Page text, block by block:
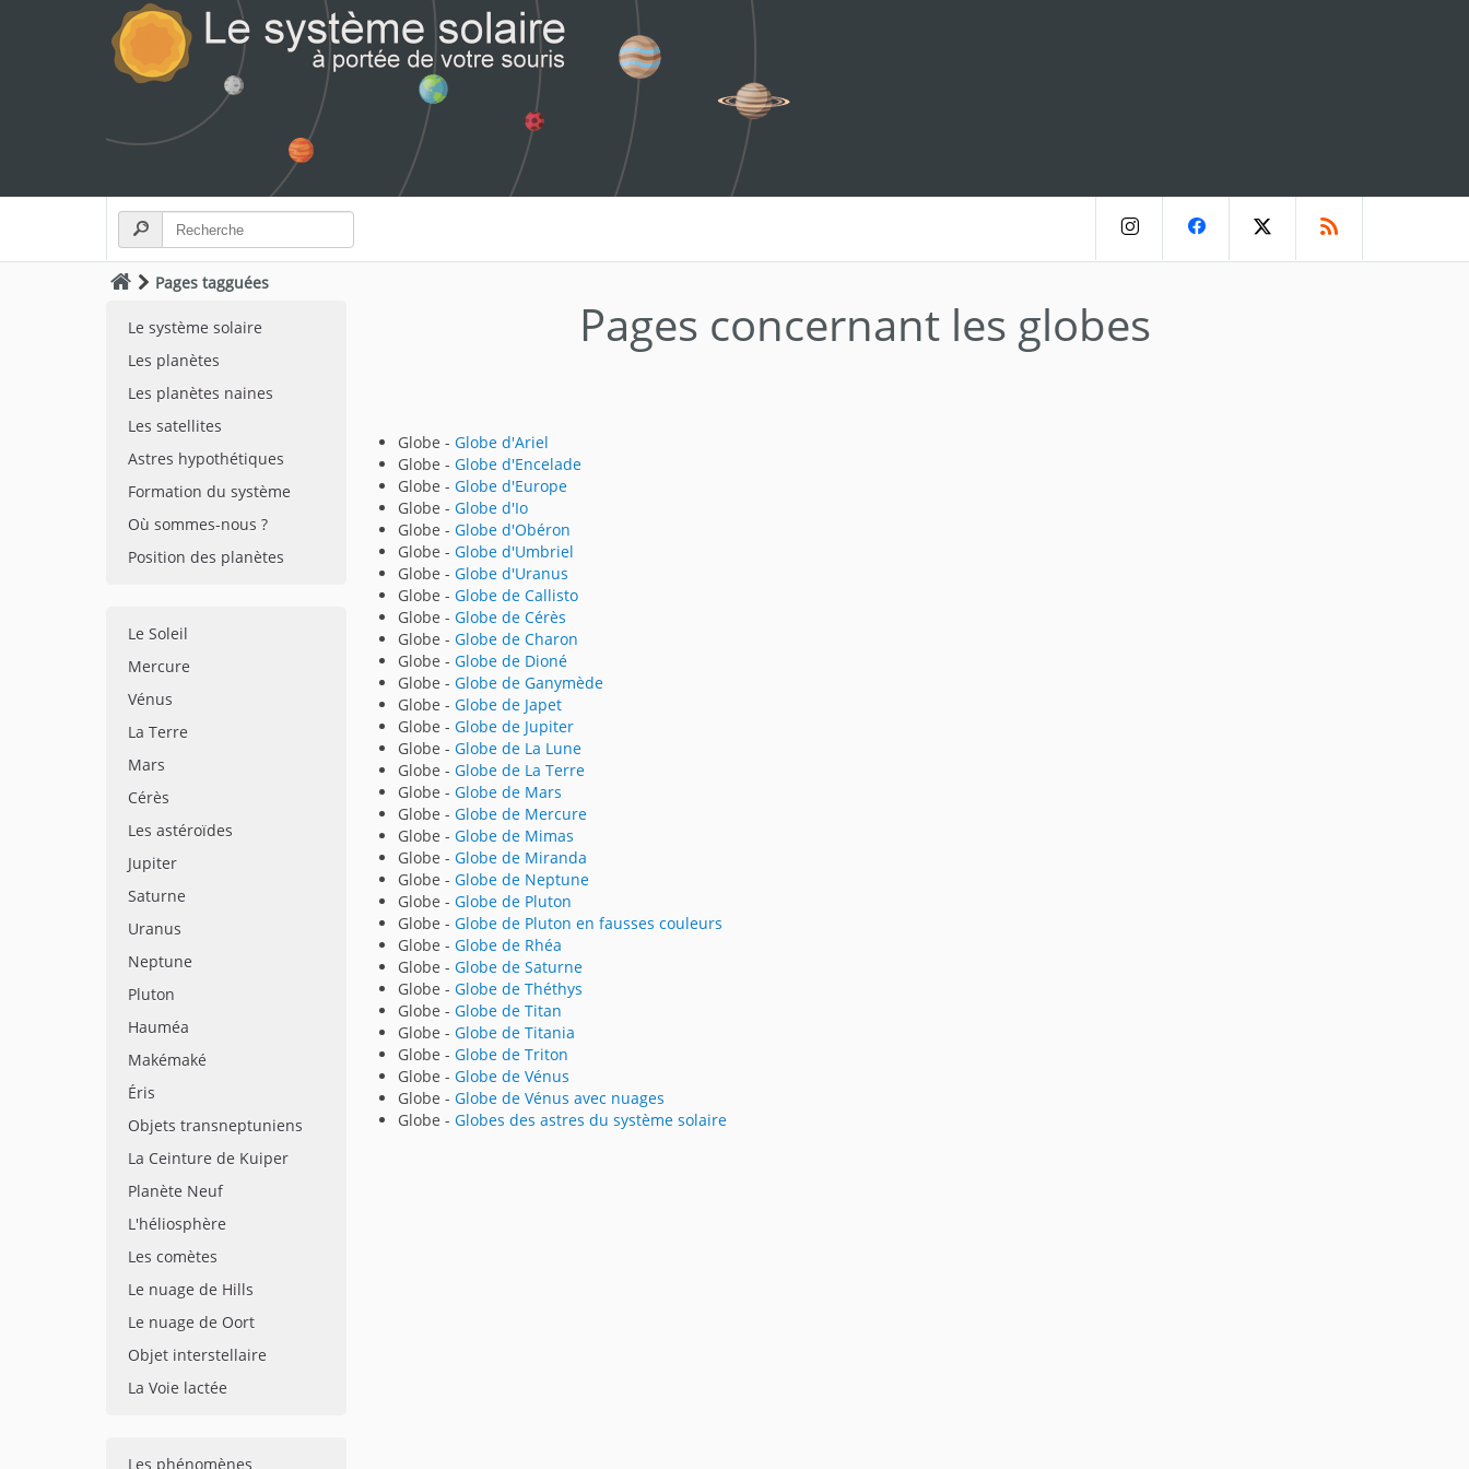
Pages tagguées
Le système solaire
Les planètes
Les planètes naines
Les satellites
Astres hypothétiques
Formation du système
Où sommes-nous ?
Position des planètes
Le Soleil
Mercure
Vénus
La Terre
Mars
Cérès
Les astéroïdes
Jupiter
Saturne
Uranus
Neptune
Pluton
Hauméa
Makémaké
Éris
Objets transneptuniens
La Ceinture de Kuiper
Planète Neuf
L'héliosphère
Les comètes
Le nuage de Hills
Le nuage de Oort
Objet interstellaire
La Voie lactée
Les phénomènes
Pages concernant les globes
Globe - Globe d'Ariel
Globe - Globe d'Encelade
Globe - Globe d'Europe
Globe - Globe d'Io
Globe - Globe d'Obéron
Globe - Globe d'Umbriel
Globe - Globe d'Uranus
Globe - Globe de Callisto
Globe - Globe de Cérès
Globe - Globe de Charon
Globe - Globe de Dioné
Globe - Globe de Ganymède
Globe - Globe de Japet
Globe - Globe de Jupiter
Globe - Globe de La Lune
Globe - Globe de La Terre
Globe - Globe de Mars
Globe - Globe de Mercure
Globe - Globe de Mimas
Globe - Globe de Miranda
Globe - Globe de Neptune
Globe - Globe de Pluton
Globe - Globe de Pluton en fausses couleurs
Globe - Globe de Rhéa
Globe - Globe de Saturne
Globe - Globe de Théthys
Globe - Globe de Titan
Globe - Globe de Titania
Globe - Globe de Triton
Globe - Globe de Vénus
Globe - Globe de Vénus avec nuages
Globe - Globes des astres du système solaire